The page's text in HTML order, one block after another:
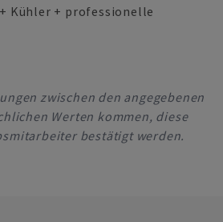
Kühler + professionelle
zwischen den angegebenen
Werten kommen, diese
bestätigt werden.